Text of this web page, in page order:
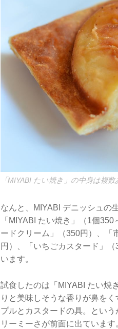
「MIYABI たい焼き」の中身は複
なんと、MIYABI デニッシュの
「MIYABI たい焼き」（1個
ードクリーム」（350円）、「
円）、「いちごカスタード」
います。
試食したのは「MIYABI たい
りと美味しそうな香りが鼻を
プルとカスタードの具。とい
リーミーさが前面に出ていま